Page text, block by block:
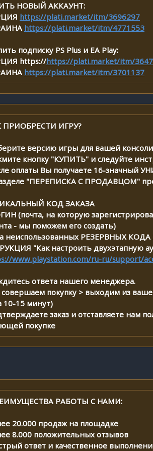
НОВЫЙ АККАУНТ:
https://plati.market/itm/3696297
https://plati.market/itm/4771553
подписку PS Plus и EA Play:
https://https://plati.market/itm/
https://plati.market/itm/3701137
ПРИОБРЕСТИ ИГРУ?
версию игры для вашей консоли
кнопку "КУПИТЬ" и следуйте
оплаты Вы получаете 16-значный
"ПЕРЕПИСКА С ПРОДАВЦОМ"
КОД ЗАКАЗА
(почта, на которую
- мы поможем его создать)
неиспользованных РЕЗЕРВНЫХ КОДА
"Как настроить двухэтапную
www.playstation.com/ru-ru/support/
ответа нашего менеджера.
покупку > выходим из
10-15 минут)
заказ и отставляете нам
покупке
РАБОТЫ С НАМИ:
20.000 продаж на площадке
8.000 положительных отзывов
ответ и качественное